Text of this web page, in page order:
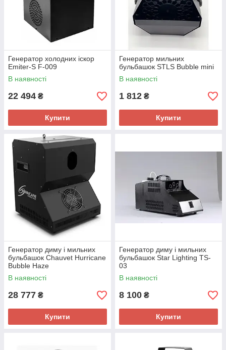
Генератор холодних іскор
Emiter-S F-009
В наявності
22 494 ₴
Купити
Генератор мильних
бульбашок STLS Bubble mini
В наявності
1 812 ₴
Купити
Генератор диму і мильних
бульбашок Chauvet Hurricane
Bubble Haze
В наявності
28 777 ₴
Купити
Генератор диму і мильних
бульбашок Star Lighting TS-
03
В наявності
8 100 ₴
Купити